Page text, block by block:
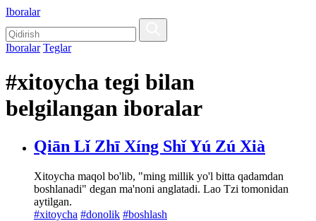
Iboralar
Iboralar Teglar
#xitoycha tegi bilan
belgilangan iboralar
Qiān Lǐ Zhī Xíng Shǐ Yú Zú Xià
Xitoycha maqol bo'lib, "ming millik yo'l bitta qadamdan
boshlanadi" degan ma'noni anglatadi. Lao Tzi tomonidan
aytilgan.
#xitoycha #donolik #boshlash